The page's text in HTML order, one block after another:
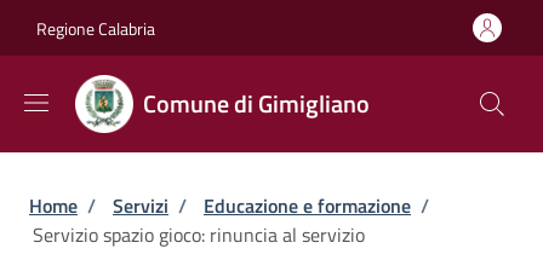
Regione Calabria
Comune di Gimigliano
Briciole di pane
Home / Servizi / Educazione e formazione /
Servizio spazio gioco: rinuncia al servizio